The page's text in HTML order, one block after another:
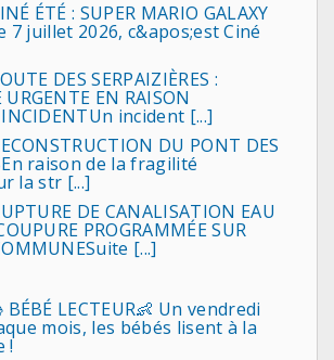
ÉTÉ : SUPER MARIO GALAXY
7 juillet 2026, c&apos;est Ciné
DES SERPAIZIÈRES :
URGENTE EN RAISON
incident [...]
DU PONT DES
raison de la fragilité
la str [...]
DE CANALISATION EAU
PROGRAMMÉE SUR
[...]
LECTEUR👶 Un vendredi
mois, les bébés lisent à la
!